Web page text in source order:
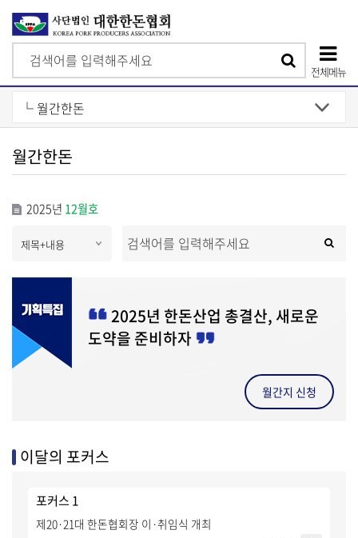
색
전체메뉴
단
모
바
메
뉴
월간한돈
2025년 12월호
e
2025년 한돈산업 총결산, 새로운
도약을 준비하자
월간지 신청
이달의 포커스
포커스 1
제20·21대 한돈협회장 이·취임식 개최